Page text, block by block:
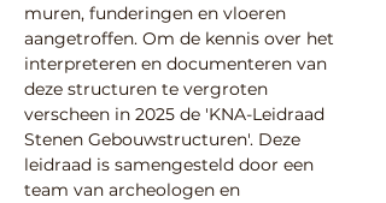
muren, funderingen en vloeren
aangetroffen. Om de kennis over het
interpreteren en documenteren van
deze structuren te vergroten
verscheen in 2025 de 'KNA-Leidraad
Stenen Gebouwstructuren'. Deze
leidraad is samengesteld door een
team van archeologen en